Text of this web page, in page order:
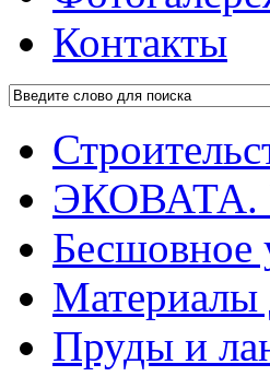
Контакты
ЭКОВАТА.
Бесшовное
Материалы
Пруды и